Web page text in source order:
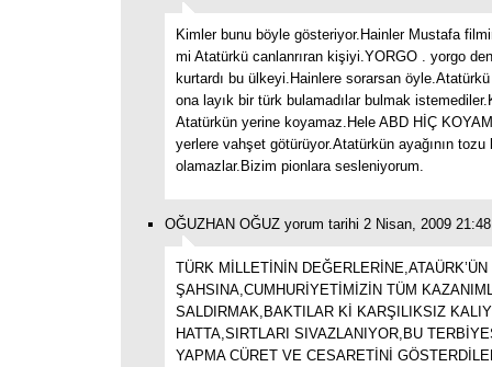
Kimler bunu böyle gösteriyor.Hainler Mustafa
mi Atatürkü canlanrıran kişiyi.YORGO . yorgo
kurtardı bu ülkeyi.Hainlere sorarsan
ona layık bir türk bulamadılar bulmak
Atatürkün yerine koyamaz.Hele ABD HİÇ
yerlere vahşet götürüyor.Atatürkün ayağının tozu
olamazlar.Bizim pionlara sesleniyorum.
OĞUZHAN OĞUZ yorum tarihi 2 Nisan, 2009 21:48
TÜRK MİLLETİNİN
ŞAHSINA,CUMHURİYETİMİZİN TÜM
SALDIRMAK,BAKTILAR Kİ KARŞILIKSIZ
HATTA,SIRTLARI SIVAZLANIYOR,BU
YAPMA CÜRET VE CESARETİNİ